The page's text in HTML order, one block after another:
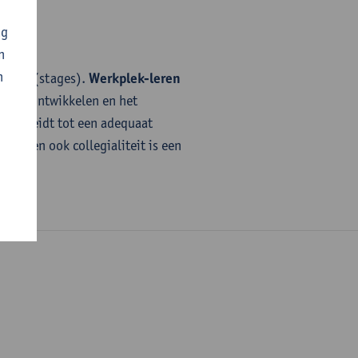
zelf (stages). Werkplek-leren
te ontwikkelen en het
leidt tot een adequaat
en ook collegialiteit is een